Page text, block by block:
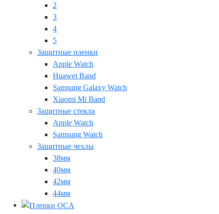
2
3
4
5
Защитные пленки
Apple Watch
Huawei Band
Samsung Galaxy Watch
Xiaomi Mi Band
Защитные стекла
Apple Watch
Samsung Watch
Защитные чехлы
38мм
40мм
42мм
44мм